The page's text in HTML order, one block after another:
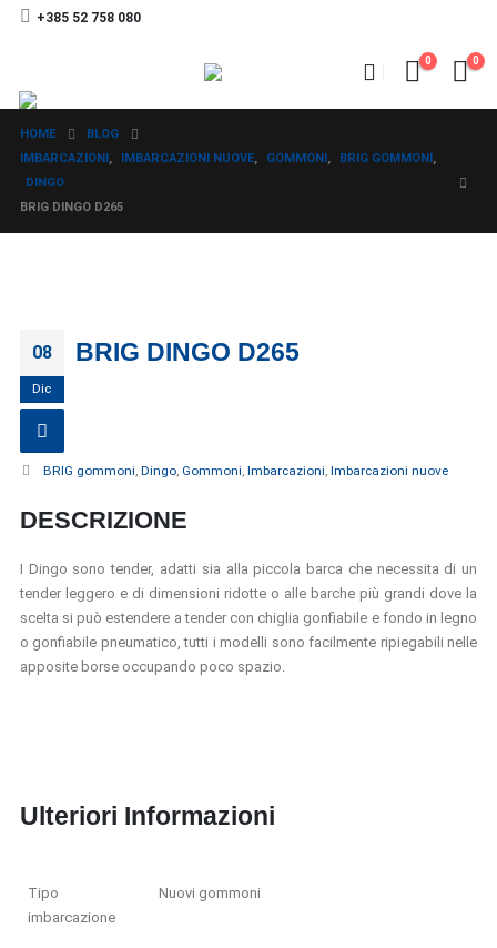
+385 52 758 080
0 0
HOME
BLOG
IMBARCAZIONI, IMBARCAZIONI NUOVE, GOMMONI, BRIG GOMMONI,
DINGO
BRIG DINGO D265
08
Dic
BRIG DINGO D265
BRIG gommoni, Dingo, Gommoni, Imbarcazioni, Imbarcazioni nuove
DESCRIZIONE
I Dingo sono tender, adatti sia alla piccola barca che necessita di un
tender leggero e di dimensioni ridotte o alle barche più grandi dove la
scelta si può estendere a tender con chiglia gonfiabile e fondo in legno
o gonfiabile pneumatico, tutti i modelli sono facilmente ripiegabili nelle
apposite borse occupando poco spazio.
Ulteriori Informazioni
Tipo
imbarcazione
Nuovi gommoni